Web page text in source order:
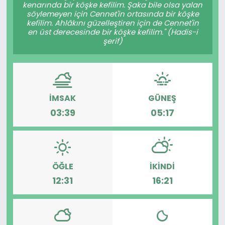
kenarında bir köşke kefilim. Şaka bile olsa yalan
söylemeyen için Cennet'in ortasında bir köşke
kefilim. Ahlâkını güzelleştiren için de Cennet'in
en üst derecesinde bir köşke kefilim." (Hadis-i
şerif)
İMSAK
03:39
GÜNEŞ
05:17
ÖĞLE
12:31
İKINDI
16:21
SPOR